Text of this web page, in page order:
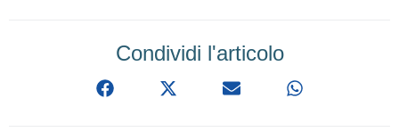
Condividi l'articolo